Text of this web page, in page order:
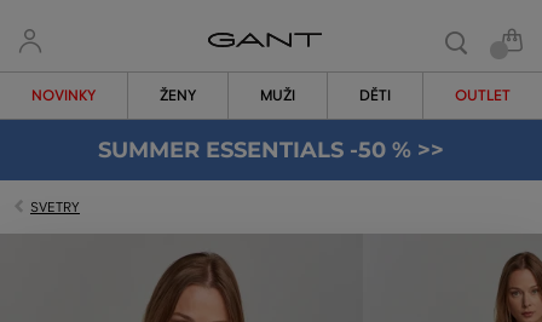
NOVINKY ŽENY MUŽI DĚTI OUTLET
SUMMER ESSENTIALS -50 % >>
SVETRY